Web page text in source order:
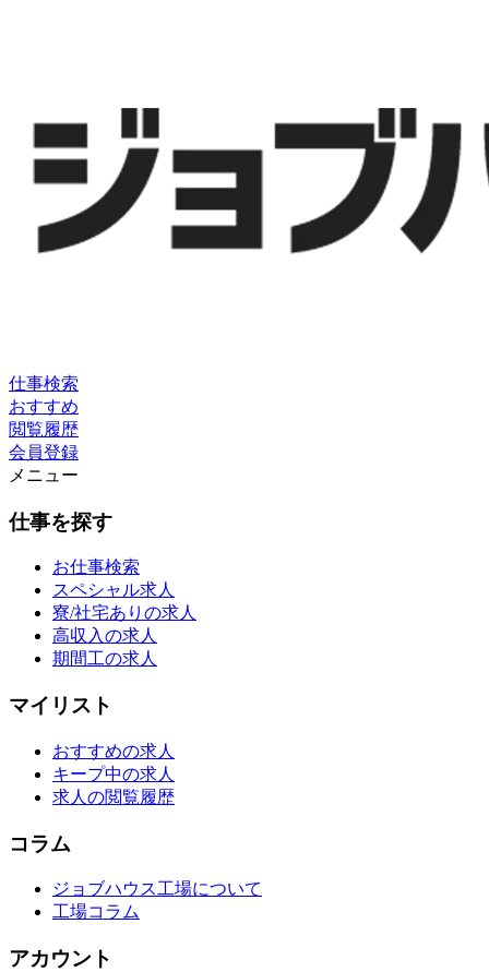
仕事検索
おすすめ
閲覧履歴
会員登録
メニュー
仕事を探す
お仕事検索
スペシャル求人
寮/社宅ありの求人
高収入の求人
期間工の求人
マイリスト
おすすめの求人
キープ中の求人
求人の閲覧履歴
コラム
ジョブハウス工場について
工場コラム
アカウント